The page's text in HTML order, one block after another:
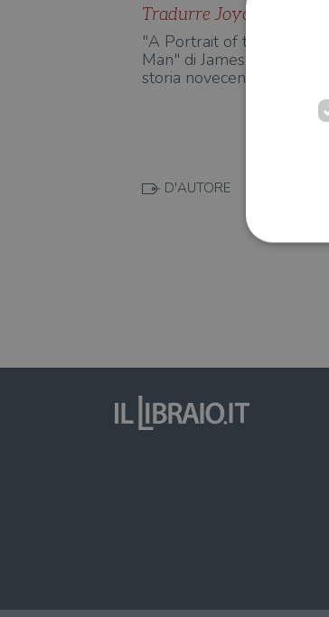
Tradurre Joyce un
"A Portrait of the Artist
Man" di James Joyce, un
storia novecentesca della…
D'AUTORE